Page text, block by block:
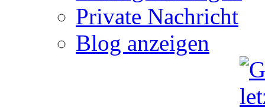
Private Nachricht
Blog anzeigen